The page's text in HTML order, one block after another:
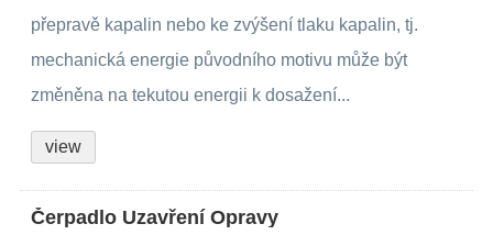
přepravě kapalin nebo ke zvýšení tlaku kapalin, tj.
mechanická energie původního motivu může být
změněna na tekutou energii k dosažení...
view
Čerpadlo Uzavření Opravy